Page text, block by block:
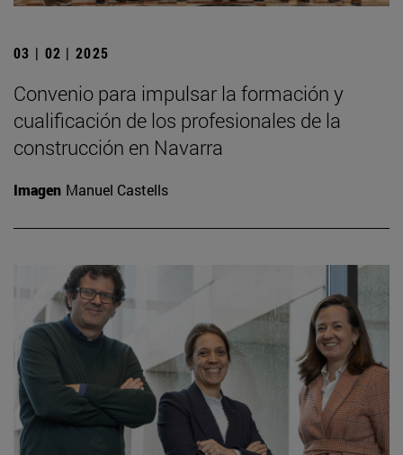
03 | 02 | 2025
Convenio para impulsar la formación y
cualificación de los profesionales de la
construcción en Navarra
Imagen Manuel Castells